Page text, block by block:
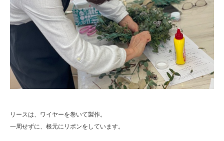
リースは、ワイヤーを巻いて製作。
一周せずに、根元にリボンをしています。